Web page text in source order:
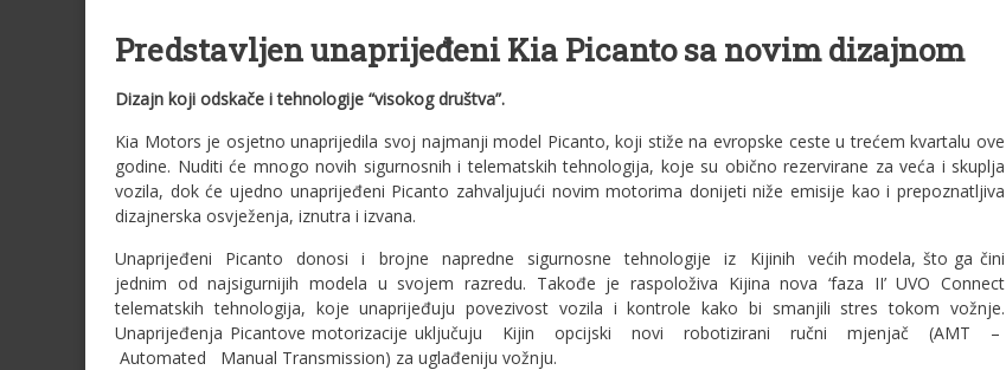
Predstavljen unaprijeđeni Kia Picanto sa novim dizajnom
Dizajn koji odskače i tehnologije “visokog društva”.
Kia Motors je osjetno unaprijedila svoj najmanji model Picanto, koji stiže na evropske ceste u trećem kvartalu ove
godine. Nuditi će mnogo novih sigurnosnih i telematskih tehnologija, koje su obično rezervirane za veća i skuplja
vozila, dok će ujedno unaprijeđeni Picanto zahvaljujući novim motorima donijeti niže emisije kao i prepoznatljiva
dizajnerska osvježenja, iznutra i izvana.
Unaprijeđeni Picanto donosi i brojne napredne sigurnosne tehnologije iz Kijinih većih modela, što ga čini
jednim od najsigurnijih modela u svojem razredu. Takođe je raspoloživa Kijina nova ‘faza II’ UVO Connect
telematskih tehnologija, koje unaprijeđuju povezivost vozila i kontrole kako bi smanjili stres tokom vožnje.
Unaprijeđenja Picantove motorizacije uključuju Kijin opcijski novi robotizirani ručni mjenjač (AMT –
Automated Manual Transmission) za uglađeniju vožnju.